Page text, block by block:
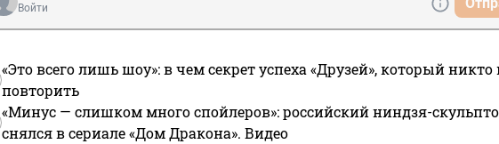
Войти
«Это всего лишь шоу»: в чем секрет успеха «Друзей», который никто
повторить
«Минус — слишком много спойлеров»: российский ниндзя-
снялся в сериале «Дом Дракона». Видео